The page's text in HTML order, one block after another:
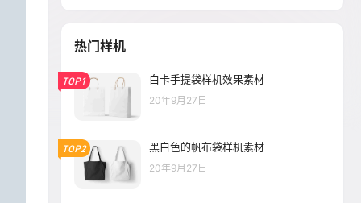
热门样机
TOP1 白卡手提袋样机效果素材
20年9月27日
TOP2 黑白色的帆布袋样机素材
20年9月27日